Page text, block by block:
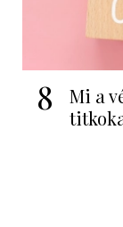
8
Mi a